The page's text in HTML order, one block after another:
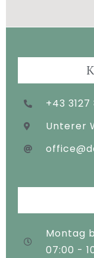
+43
Unterer
Montag
07:00 -